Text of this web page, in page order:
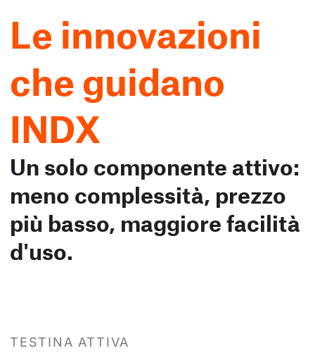
Le innovazioni
che guidano
INDX
Un solo componente attivo:
meno complessità, prezzo
più basso, maggiore facilità
d'uso.
TESTINA ATTIVA